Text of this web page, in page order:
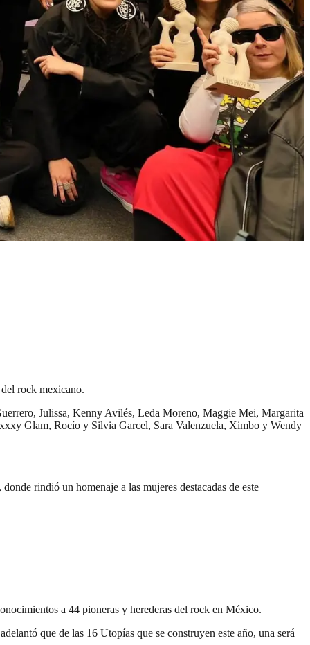
rock mexicano.
Julissa, Kenny Avilés, Leda Moreno, Maggie Mei, Margarita
Glam, Rocío y Silvia Garcel, Sara Valenzuela, Ximbo y Wendy
rindió un homenaje a las mujeres destacadas de este
a 44 pioneras y herederas del rock en México.
que de las 16 Utopías que se construyen este año, una será